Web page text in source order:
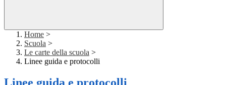
Home >
Scuola >
Le carte della scuola >
Linee guida e protocolli